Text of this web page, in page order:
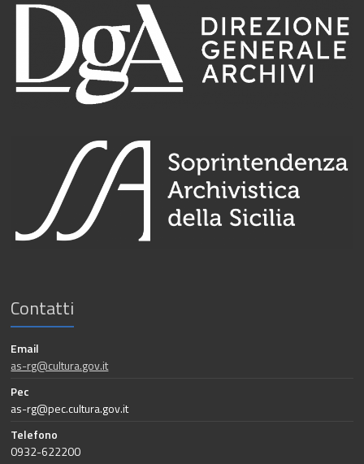
Contatti
Email
as-rg@cultura.gov.it
Pec
as-rg@pec.cultura.gov.it
Telefono
0932-622200